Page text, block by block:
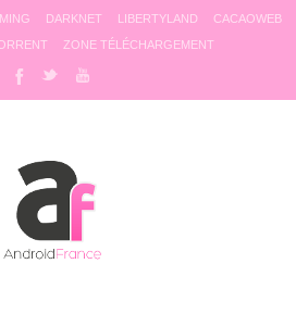
DARKNET LIBERTYLAND
CACAOWEB
ZONE TÉLÉCHARGEMENT